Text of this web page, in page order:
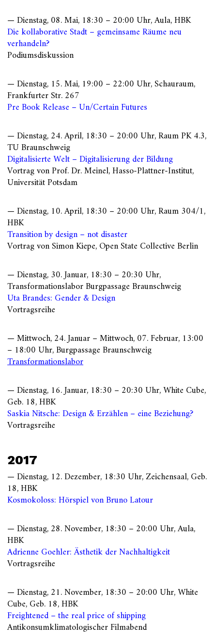
— Dienstag, 08. Mai, 18:30 – 20:00 Uhr, Aula, HBK
Die kollaborative Stadt – gemeinsame Räume neu
verhandeln?
Podiumsdiskussion
— Dienstag, 15. Mai, 19:00 – 22:00 Uhr, Schauraum,
Frankfurter Str. 267
Pre Book Release – Un/Certain Futures
— Dienstag, 24. April, 18:30 – 20:00 Uhr, Raum PK 4.3,
TU Braunschweig
Digitalisierte Welt – Digitalisierung der Bildung
Vortrag von Prof. Dr. Meinel, Hasso-Plattner-Institut,
Universität Potsdam
— Dienstag, 10. April, 18:30 – 20:00 Uhr, Raum 304/1,
HBK
Transition by design – not disaster
Vortrag von Simon Kiepe, Open State Collective Berlin
— Dienstag, 30. Januar, 18:30 – 20:30 Uhr,
Transformationslabor Burgpassage Braunschweig
Uta Brandes: Gender & Design
Vortragsreihe
— Mittwoch, 24. Januar – Mittwoch, 07. Februar, 13:00
– 18:00 Uhr, Burgpassage Braunschweig
Transformationslabor
— Dienstag, 16. Januar, 18:30 – 20:30 Uhr, White Cube,
Geb. 18, HBK
Saskia Nitsche: Design & Erzählen – eine Beziehung?
Vortragsreihe
2017
— Dienstag, 12. Dezember, 18:30 Uhr, Zeichensaal, Geb.
18, HBK
Kosmokoloss: Hörspiel von Bruno Latour
— Dienstag, 28. November, 18:30 – 20:00 Uhr, Aula,
HBK
Adrienne Goehler: Ästhetik der Nachhaltigkeit
Vortragsreihe
— Dienstag, 21. November, 18:30 – 20:00 Uhr, White
Cube, Geb. 18, HBK
Freightened – the real price of shipping
Antikonsumklimatologischer Filmabend